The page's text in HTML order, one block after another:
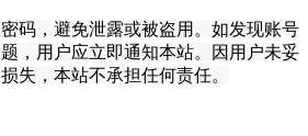
码，避免泄露或被盗用。如发现账号
，用户应立即通知本站。因用户未妥
失，本站不承担任何责任。